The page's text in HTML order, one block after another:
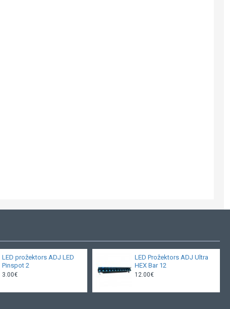
LED prožektors ADJ LED
Pinspot 2
3.00€
LED Prožektors ADJ Ultra
HEX Bar 12
12.00€